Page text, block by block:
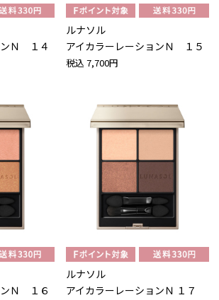
ンＮ １４
ルナソル
アイカラーレーションＮ １５
税込 7,700円
ンＮ １６
ルナソル
アイカラーレーションＮ １７